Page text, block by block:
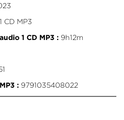
CD MP3
1 CD MP3 :9h12m
:9791035408022